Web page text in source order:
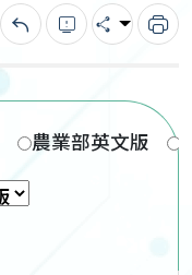
回上一頁錯誤回報
分享 列
農業部英文版